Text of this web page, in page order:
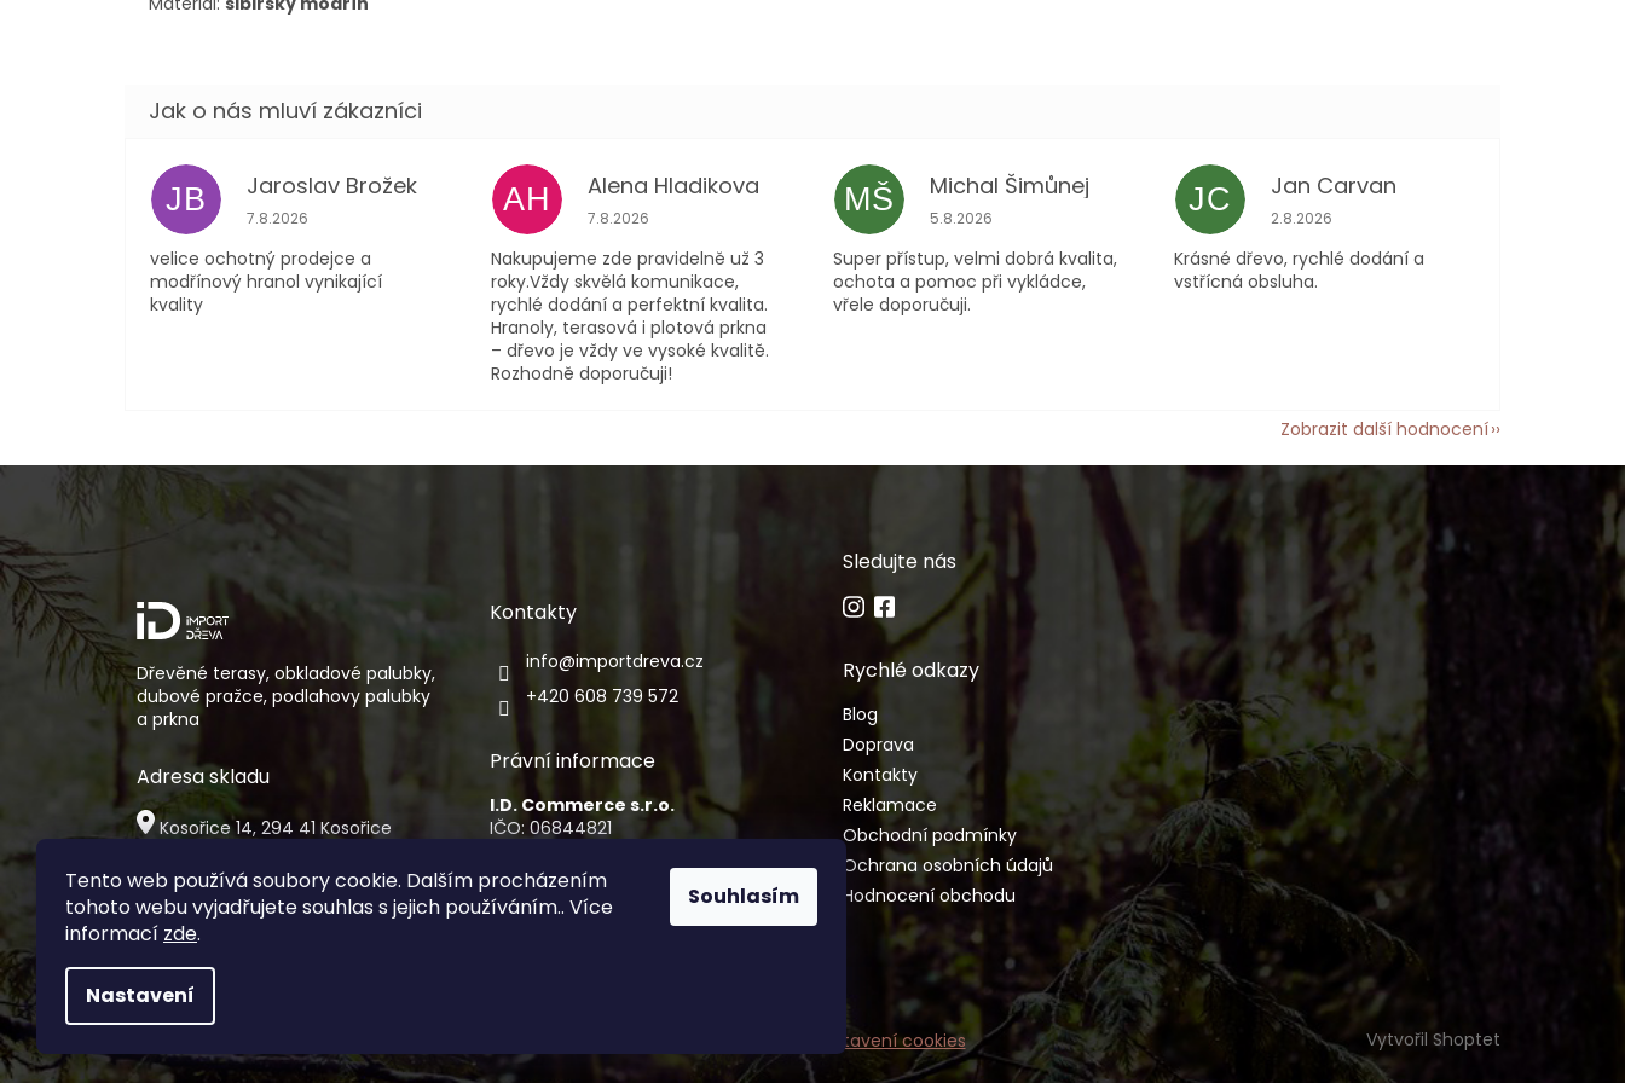
Tento web používá soubory cookie. Dalším procházením
tohoto webu vyjadřujete souhlas s jejich používáním.. Více
informací zde.
Nastavení
Souhlasím
JB Jaroslav Brožek
Hodnocení obchodu je 5 z 5 hvězdiček.
7.8.2026
velice ochotný prodejce a
modřínový hranol vynikající
kvality
AH Alena Hladikova
Hodnocení obchodu je 5 z 5 hvězdiček.
7.8.2026
Nakupujeme zde pravidelně už 3
roky.Vždy skvělá komunikace,
rychlé dodání a perfektní kvalita.
Hranoly, terasová i plotová prkna
– dřevo je vždy ve vysoké kvalitě.
Rozhodně doporučuji!
MŠ Michal Šimůnej
Hodnocení obchodu je 5 z 5 hvězdiček.
5.8.2026
Super přístup, velmi dobrá kvalita,
ochota a pomoc při vykládce,
vřele doporučuji.
JC Jan Carvan
Hodnocení obchodu je 5 z 5 hvězdiček.
2.8.2026
Krásné dřevo, rychlé dodání a
vstřícná obsluha.
Zobrazit další hodnocení
Z
p
a
t
Dřevěné terasy, obkladové palubky,
dubové pražce, podlahovy palubky
a prkna
Adresa skladu
Kosořice 14, 294 41 Kosořice
Osobní vyzvednutí zboží je
možné pouze po předchozí
domluvě
Kontakty
info@importdreva.cz
+420 608 739 572
Právní informace
I.D. Commerce s.r.o.
IČO: 06844821
Sídlo:
Na Folimance 2155/15, Vinohrady, 120
00 Praha
Sledujte nás
Rychlé odkazy
Blog
Doprava
Kontakty
Reklamace
Obchodní podmínky
Ochrana osobních údajů
Hodnocení obchodu
Vytvořil Shoptet
Upravit nastavení cookies